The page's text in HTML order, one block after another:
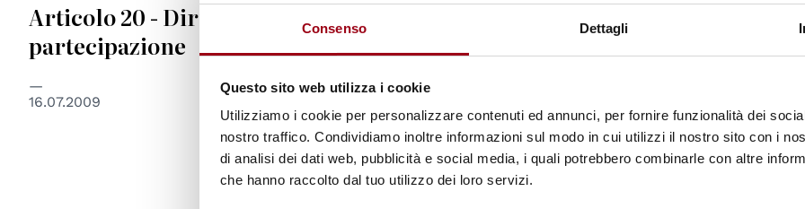
Consenso Dettagli
Questo sito web utilizza i cookie
Utilizziamo i cookie per personalizzare contenuti ed annunci, per fornire funzionalità dei
nostro traffico. Condividiamo inoltre informazioni sul modo in cui utilizzi il nostro sito con i
di analisi dei dati web, pubblicità e social media, i quali potrebbero combinarle con altre
che hanno raccolto dal tuo utilizzo dei loro servizi.
Articolo 20 - Diritto alla
partecipazione
16.07.2009
Articolo 21 - Democrazia: bene
universale